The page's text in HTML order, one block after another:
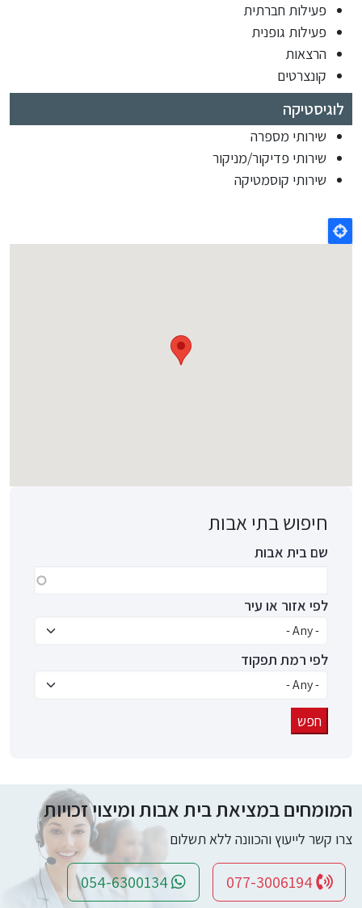
פעילות חברתית
פעילות גופנית
הרצאות
קונצרטים
לוגיסטיקה
שירותי מספרה
שירותי פדיקור/מניקור
שירותי קוסמטיקה
חיפוש בתי אבות
שם בית אבות
לפי אזור או עיר
לפי רמת תפקוד
המומחים במציאת בית אבות ומיצוי זכויות
צרו קשר לייעוץ והכוונה ללא תשלום